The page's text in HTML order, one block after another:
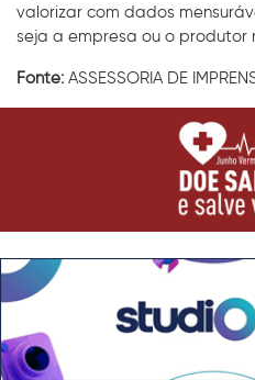
valorizar com dados
seja a empresa ou o produtor
Fonte: ASSESSORIA DE